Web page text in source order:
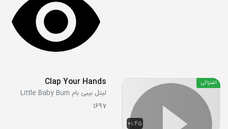
01:45
اشتراکی Clap Your Hands
لیتل بیبی بام Little Baby Bum
1697